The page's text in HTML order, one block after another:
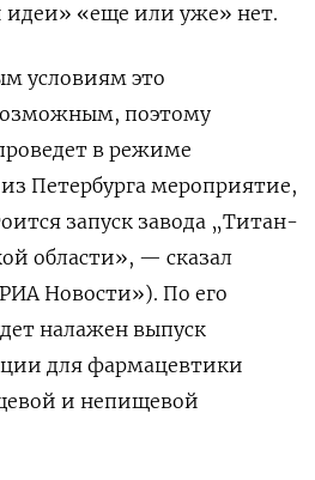
идеи» «еще или уже» нет.
условиям это
поэтому
в режиме
Петербурга мероприятие,
запуск завода „Титан-
области», — сказал
Новости»). По его
налажен выпуск
для фармацевтики
и непищевой